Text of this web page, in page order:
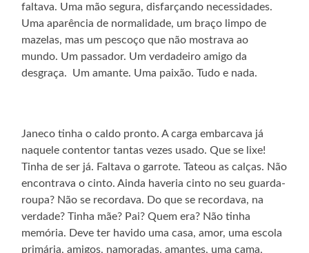
faltava. Uma mão segura, disfarçando necessidades.
Uma aparência de normalidade, um braço limpo de
mazelas, mas um pescoço que não mostrava ao
mundo. Um passador. Um verdadeiro amigo da
desgraça. Um amante. Uma paixão. Tudo e nada.
Janeco tinha o caldo pronto. A carga embarcava já
naquele contentor tantas vezes usado. Que se lixe!
Tinha de ser já. Faltava o garrote. Tateou as calças. Não
encontrava o cinto. Ainda haveria cinto no seu guarda-
roupa? Não se recordava. Do que se recordava, na
verdade? Tinha mãe? Pai? Quem era? Não tinha
memória. Deve ter havido uma casa, amor, uma escola
primária, amigos, namoradas, amantes, uma cama,